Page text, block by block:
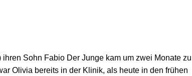
Sohn Fabio Der Junge kam um zwei Monate zu
Olivia bereits in der Klinik, als heute in den frühen